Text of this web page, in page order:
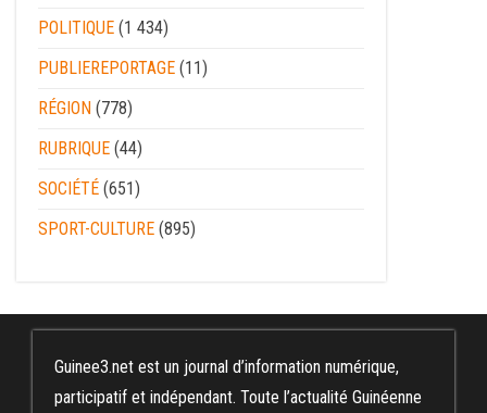
POLITIQUE (1 434)
PUBLIEREPORTAGE (11)
RÉGION (778)
RUBRIQUE (44)
SOCIÉTÉ (651)
SPORT-CULTURE (895)
Guinee3.net est un journal d’information numérique,
participatif et indépendant. Toute l’actualité Guinéenne